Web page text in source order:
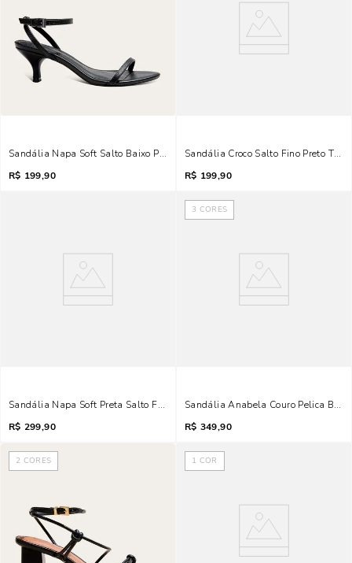
Sandália Napa Soft Salto Baixo Preta Bico Fino
R$ 199,90
Sandália Croco Salto Fino Preto
R$ 199,90
Sandália Napa Soft Preta Salto Fino Metalizado
R$ 299,90
3 CORES
Sandália Anabela Couro Pelica Bico
R$ 349,90
2 CORES 1 COR